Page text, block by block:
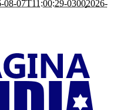
08-07T11:00:29-03002026-